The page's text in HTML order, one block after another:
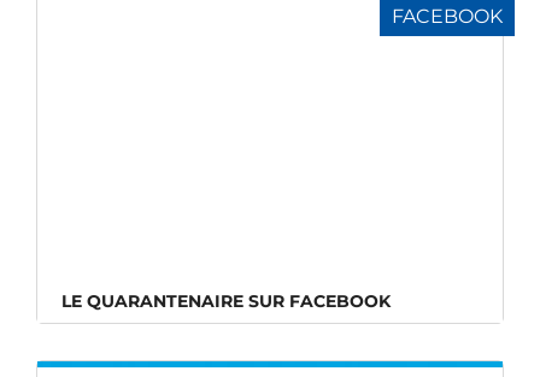
FACEBOOK
LE QUARANTENAIRE SUR FACEBOOK